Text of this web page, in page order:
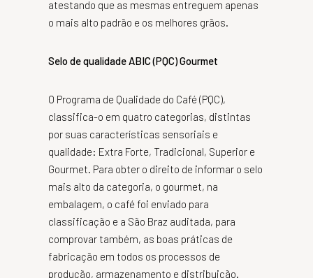
atestando que as mesmas entreguem apenas
o mais alto padrão e os melhores grãos.
Selo de qualidade ABIC (PQC) Gourmet
O Programa de Qualidade do Café (PQC),
classifica-o em quatro categorias, distintas
por suas características sensoriais e
qualidade: Extra Forte, Tradicional, Superior e
Gourmet. Para obter o direito de informar o selo
mais alto da categoria, o gourmet, na
embalagem, o café foi enviado para
classificação e a São Braz auditada, para
comprovar também, as boas práticas de
fabricação em todos os processos de
produção, armazenamento e distribuição.